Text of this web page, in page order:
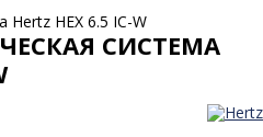
Hertz HEX 6.5 IC-W
СИСТЕМА